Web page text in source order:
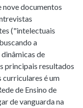
documentos
("intelectuais
a
de
principais resultados
é um
de Ensino de
de vanguarda na